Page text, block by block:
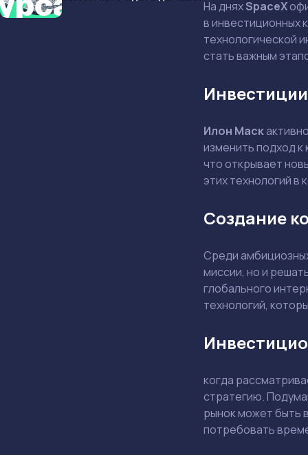
На дняхSpaceX
в инвестиционных
технологической
стать важным
Илон Маск
изменить подход к
что открывает
этих технологий в
Создание
Среди
миссии, но и
глобального
технологий,
когда
стратегию.
рынок может быть
потребовать